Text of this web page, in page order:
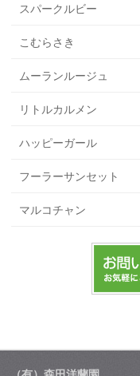
スパークルビー
こむらさき
ムーランルージュ
リトルカルメン
ハッピーガール
フーラーサンセット
マルコチャン